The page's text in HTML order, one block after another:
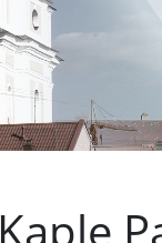
Kaple